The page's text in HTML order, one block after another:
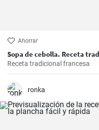
Ahorrar
Sopa de cebolla. Receta
Receta tradicional francesa
ronka